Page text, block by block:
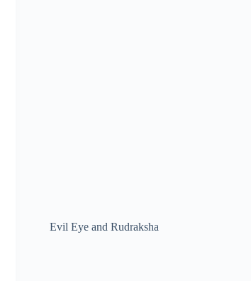
Evil Eye and Rudraksha